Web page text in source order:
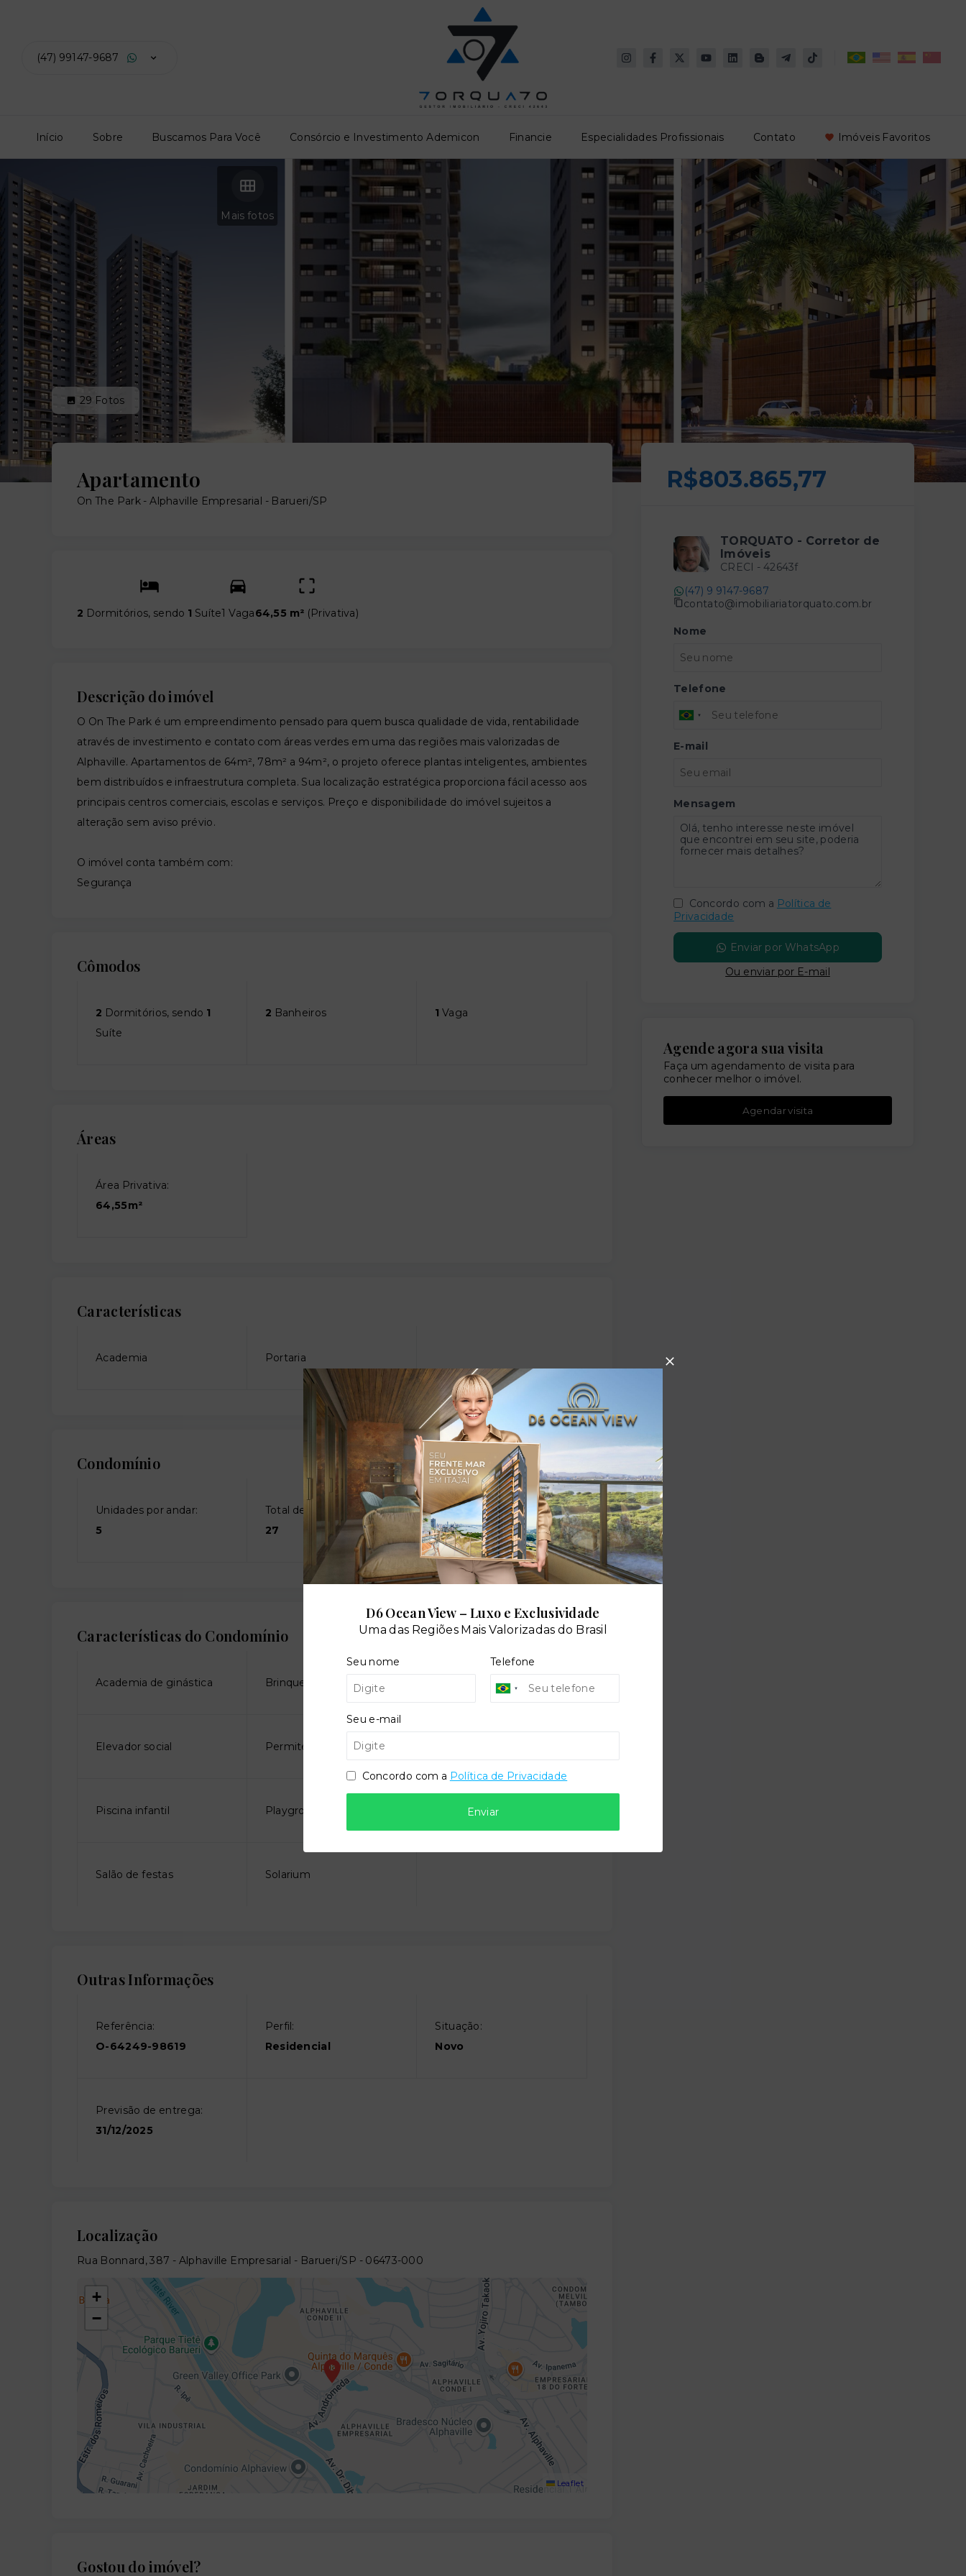
(47) 99147-9687
Início Sobre Buscamos Para Você Consórcio e Investimento Ademicon Financie Especialidades Profissionais Contato Imóveis Favoritos
Mais fotos
29 Fotos
Apartamento
On The Park -Alphaville Empresarial - Barueri/SP
2 Dormitórios, sendo 1 Suíte1 Vaga64,55 m² (Privativa)
Descrição do imóvel
O On The Park é um empreendimento pensado para quem busca qualidade de vida, rentabilidade
através de investimento e contato com áreas verdes em uma das regiões mais valorizadas de
Alphaville. Apartamentos de 64m², 78m² a 94m², o projeto oferece plantas inteligentes, ambientes
bem distribuídos e infraestrutura completa. Sua localização estratégica proporciona fácil acesso aos
principais centros comerciais, escolas e serviços. Preço e disponibilidade do imóvel sujeitos a
alteração sem aviso prévio.
O imóvel conta também com:
Segurança
Cômodos
2 Dormitórios, sendo 1
Suíte
2 Banheiros 1 Vaga
Áreas
Área Privativa:
64,55m²
Características
Academia Portaria
Condomínio
Unidades por andar:
5
Total de andares:
27
Características do Condomínio
Academia de ginástica Brinquedoteca
Elevador social Permite animais
Piscina infantil Playground Quadra poliesportiva
Salão de festas Solarium
Outras Informações
Referência:
O-64249-98619
Perfil:
Residencial
Situação:
Novo
Previsão de entrega:
31/12/2025
Localização
Rua Bonnard, 387 - Alphaville Empresarial - Barueri/SP - 06473-000
+
−
Leaflet
Gostou do imóvel?
R$803.865,77
TORQUATO - Corretor de
Imóveis
CRECI - 42643f
(47) 9 9147-9687
contato@imobiliariatorquato.com.br
Nome
Telefone
E-mail
Mensagem
Concordo com a Política de
Privacidade
Enviar por WhatsApp
Ou enviar por E-mail
Agende agora sua visita
Faça um agendamento de visita para
conhecer melhor o imóvel.
Agendar visita
D6 Ocean View – Luxo e Exclusividade
Uma das Regiões Mais Valorizadas do Brasil
Seu nome Telefone
Seu e-mail
Concordo com a Política de Privacidade
Enviar